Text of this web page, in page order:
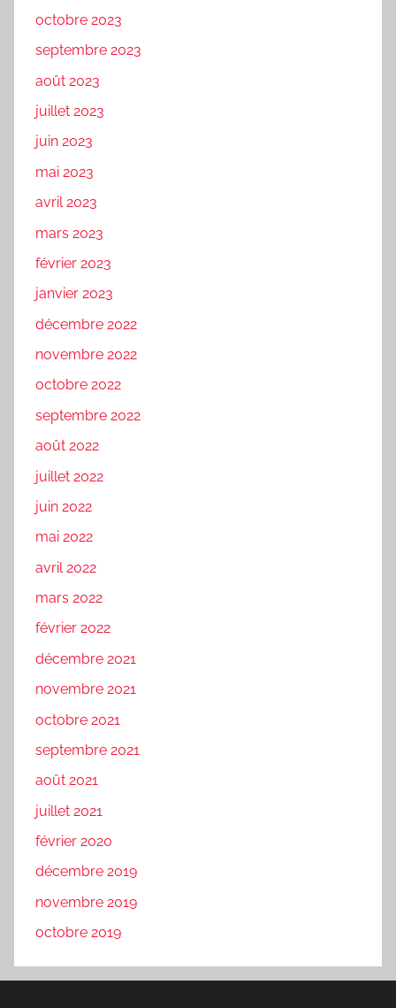
octobre 2023
septembre 2023
août 2023
juillet 2023
juin 2023
mai 2023
avril 2023
mars 2023
février 2023
janvier 2023
décembre 2022
novembre 2022
octobre 2022
septembre 2022
août 2022
juillet 2022
juin 2022
mai 2022
avril 2022
mars 2022
février 2022
décembre 2021
novembre 2021
octobre 2021
septembre 2021
août 2021
juillet 2021
février 2020
décembre 2019
novembre 2019
octobre 2019